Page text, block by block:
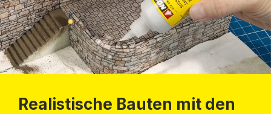
Realistische Bauten mit den